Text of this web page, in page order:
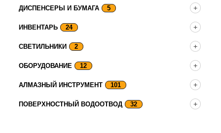
ДИСПЕНСЕРЫ И БУМАГА 5
ИНВЕНТАРЬ 24
СВЕТИЛЬНИКИ 2
ОБОРУДОВАНИЕ 12
АЛМАЗНЫЙ ИНСТРУМЕНТ 101
ПОВЕРХНОСТНЫЙ ВОДООТВОД 32